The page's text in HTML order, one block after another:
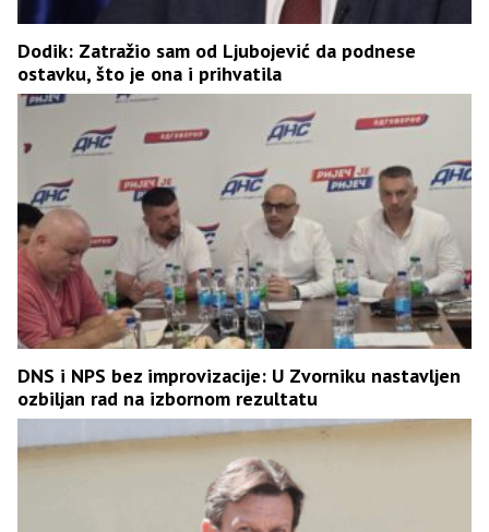
Dodik: Zatražio sam od Ljubojević da podnese
ostavku, što je ona i prihvatila
DNS i NPS bez improvizacije: U Zvorniku nastavljen
ozbiljan rad na izbornom rezultatu